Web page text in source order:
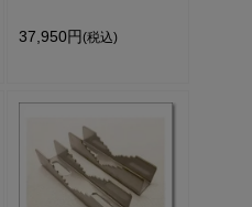
37,950円(税込)